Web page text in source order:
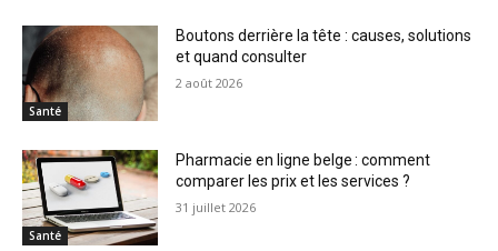
Santé
Boutons derrière la tête : causes, solutions
et quand consulter
2 août 2026
Santé
Pharmacie en ligne belge : comment
comparer les prix et les services ?
31 juillet 2026